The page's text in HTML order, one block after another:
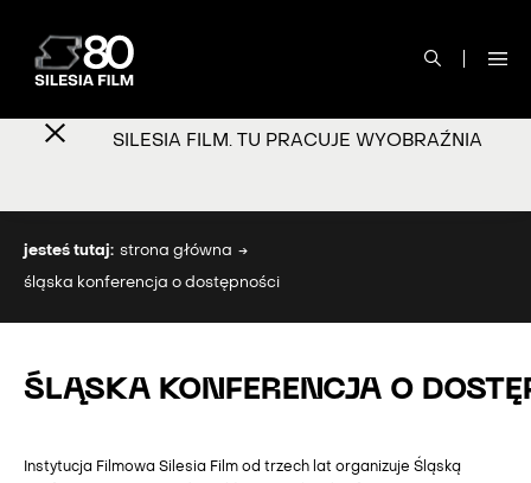
SILESIA FILM. TU PRACUJE WYOBRAŹNIA
jesteś tutaj: strona główna
śląska konferencja o dostępności
ŚLĄSKA KONFERENCJA O
Instytucja Filmowa Silesia Film od trzech lat organizuje Śląską